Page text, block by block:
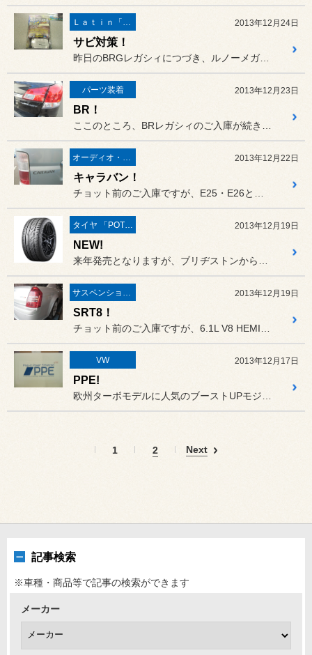
Ｌａｔｉｎ「イタリア・フランス etc」 2013年12月24日
サビ対策！
昨日のBRGレガシィにつづき、ルノーメガーヌRS、そしてポルシェ ...
パーツ装着 2013年12月23日
BR！
オーディオ・ナビ関連 2013年12月22日
キャラバン！
タイヤ 「POTENZA」 2013年12月19日
NEW!
サスペンション・ボディ関連 2013年12月19日
SRT8！
VW 2013年12月17日
PPE!
1 2 Next
記事検索
※車種・商品等で記事の検索ができます
メーカー